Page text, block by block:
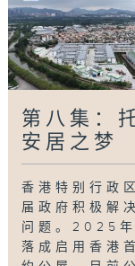
第八集：
安居之梦
香港特别行政
届政府积极解
问题。2025年
落成启用香港